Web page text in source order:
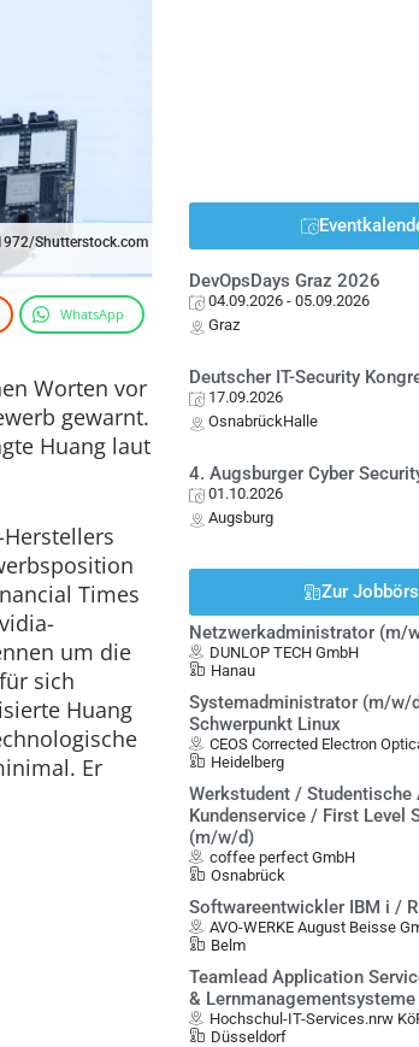
Shutterstock.com
WhatsApp
Worten vor
gewarnt.
Huang laut
Times
um die
sich
Huang
Er
DevOpsDays Graz 2026
04.09.2026 - 05.09.2026
Graz
Deutscher IT-Security
17.09.2026
OsnabrückHalle
4. Augsburger Cyber
01.10.2026
Augsburg
Zur
Netzwerkadministrator (m/
DUNLOP TECH GmbH
Hanau
Systemadministrator (m/w/
Schwerpunkt Linux
CEOS Corrected Electron
Heidelberg
Werkstudent /
Kundenservice / First Level
(m/w/d)
coffee perfect GmbH
Osnabrück
Softwareentwickler IBM i /
AVO-WERKE August Beisse
Belm
Teamlead Application
&
Hochschul-IT-Services.nrw
Düsseldorf